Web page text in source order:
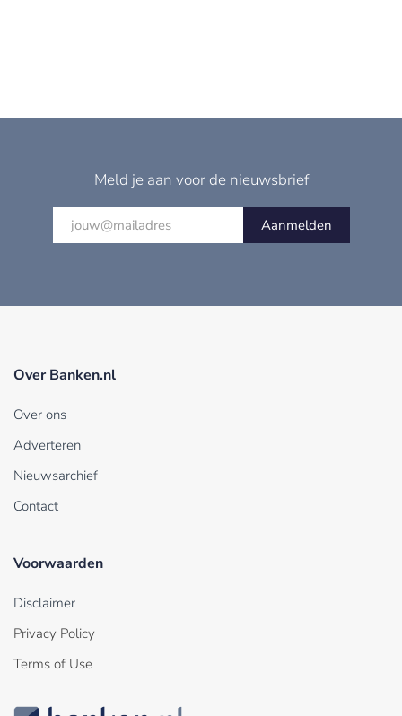
Meld je aan voor de nieuwsbrief
Aanmelden
Over Banken.nl
Over ons
Adverteren
Nieuwsarchief
Contact
Voorwaarden
Disclaimer
Privacy Policy
Terms of Use